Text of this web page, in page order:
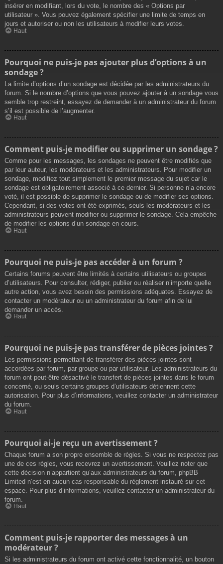
insérer en modifiant, lors du vote, le nombre des « Options par
utilisateur ». Vous pouvez également spécifier une limite de temps en
jours et autoriser ou non les utilisateurs à modifier leurs votes.
Haut
Pourquoi ne puis-je pas ajouter plus d’options à un
sondage ?
La limite d’options d’un sondage est décidée par les administrateurs du
forum. Si le nombre d’options que vous pouvez ajouter à un sondage vous
semble trop restreint, essayez de demander à un administrateur du forum
s’il est possible de l’augmenter.
Haut
Comment puis-je modifier ou supprimer un sondage ?
Comme pour les messages, les sondages ne peuvent être modifiés que
par leur auteur, les modérateurs et les administrateurs. Pour modifier un
sondage, modifiez tout simplement le premier message du sujet car le
sondage est obligatoirement associé à ce dernier. Si personne n’a encore
voté, il est possible de supprimer le sondage ou de modifier ses options.
Cependant, si des votes ont été exprimés, seuls les modérateurs et les
administrateurs peuvent modifier ou supprimer le sondage. Cela empêche
de modifier les options d’un sondage en cours.
Haut
Pourquoi ne puis-je pas accéder à un forum ?
Certains forums peuvent être limités à certains utilisateurs ou groupes
d’utilisateurs. Pour consulter, rédiger, publier ou réaliser n’importe quelle
autre action, vous avez besoin des permissions adéquates. Essayez de
contacter un modérateur ou un administrateur du forum afin de lui
demander un accès.
Haut
Pourquoi ne puis-je pas transférer de pièces jointes ?
Les permissions permettant de transférer des pièces jointes sont
accordées par forum, par groupe ou par utilisateur. Les administrateurs du
forum ont peut-être désactivé le transfert de pièces jointes dans le forum
concerné, ou seuls certains groupes d’utilisateurs détiennent cette
autorisation. Pour plus d’informations, veuillez contacter un administrateur
du forum.
Haut
Pourquoi ai-je reçu un avertissement ?
Chaque forum a son propre ensemble de règles. Si vous ne respectez pas
une de ces règles, vous recevrez un avertissement. Veuillez noter que
cette décision n’appartient qu’aux administrateurs du forum, phpBB
Limited n’est en aucun cas responsable du règlement instauré sur cet
espace. Pour plus d’informations, veuillez contacter un administrateur du
forum.
Haut
Comment puis-je rapporter des messages à un
modérateur ?
Si les administrateurs du forum ont activé cette fonctionnalité, un bouton